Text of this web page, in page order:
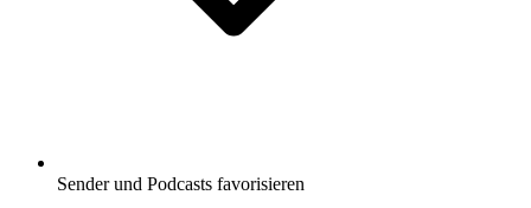
Sender und Podcasts favorisieren